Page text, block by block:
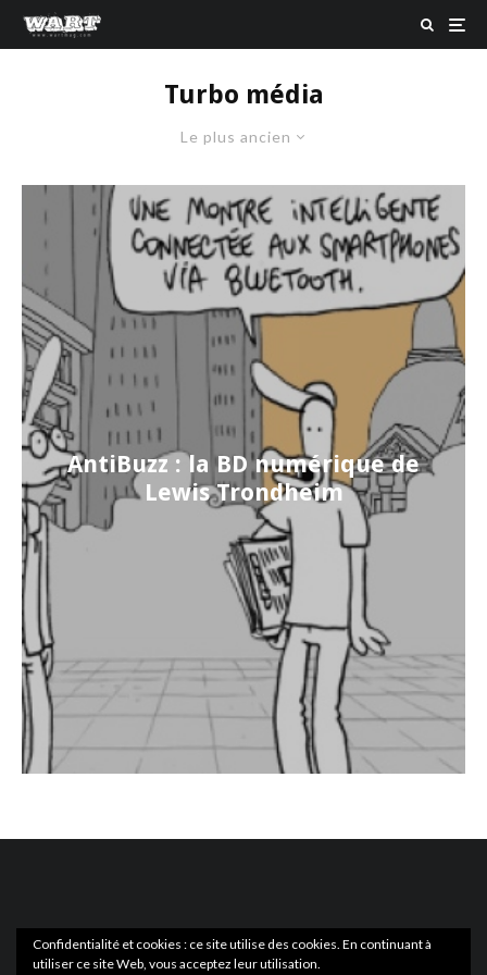
Turbo média
Le plus ancien
AntiBuzz : la BD numérique de
Lewis Trondheim
Confidentialité et cookies : ce site utilise des cookies. En continuant à
utiliser ce site Web, vous acceptez leur utilisation.